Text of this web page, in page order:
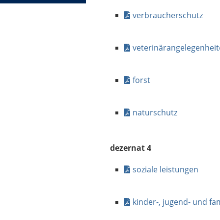
verbraucherschutz
forst
naturschutz
dezernat 4
soziale leistungen
kinder-, jugend- und